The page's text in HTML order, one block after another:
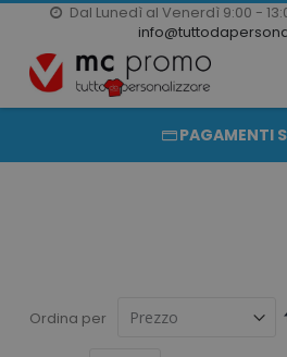
Dal Lunedì al Venerdì 9:00 -
Salta
al
contenuto
20000
PRODOTTI
PAGAMENTI
Ordina per